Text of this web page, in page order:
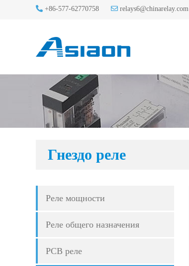
+86-577-62770758 relays6@chinarelay.com
Гнездо реле
Реле мощности
Реле общего назначения
PCB реле